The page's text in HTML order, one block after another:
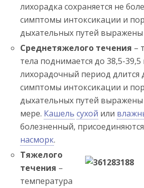
лихорадка сохраняется не
симптомы интоксикации и
дыхательных путей выражены
Среднетяжелого течения –
тела поднимается до 38,5-39,5
лихорадочный период длится
симптомы интоксикации и
дыхательных путей выражены
мере. Кашель сухой или
болезненный,
насморк.
Тяжелого
течения –
температура